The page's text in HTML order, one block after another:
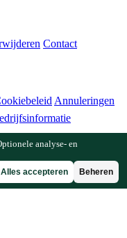
Contact
Annuleringen
Tuingalerij
analyse- en
Alles accepteren Beheren